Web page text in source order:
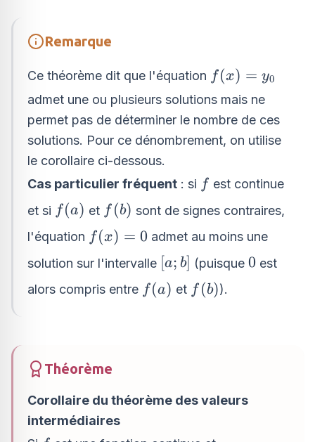
Remarque
Ce théorème dit que l'équation f(x)
=
y_0
f(x) = y0
admet une ou plusieurs solutions mais ne
permet pas de déterminer le nombre de ces
solutions. Pour ce dénombrement, on utilise
le corollaire ci-dessous.
Cas particulier fréquent : si ff est continue
et si f(a)
f(a) et f(b)
f (b) sont de signes contraires,
l'équation f(x)
f(x) = 0 admet au moins une
solution sur l'intervalle [a;b]
[a; b] (puisque 0
0 est
alors compris entre f(a)
f(a) et f(b)
f (b)).
Théorème
Corollaire du théorème des valeurs
intermédiaires